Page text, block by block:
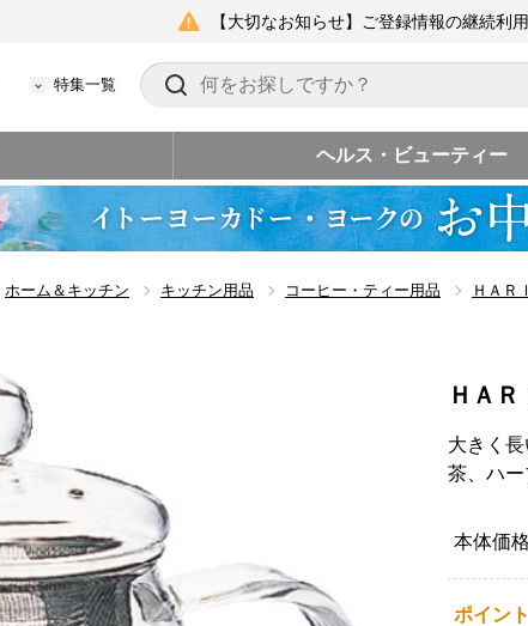
【大切なお知らせ】ご登録情報の継続利
特集一覧
ヘルス・ビューティー
ホーム＆キッチン キッチン用品 コーヒー・ティー用品 ＨＡＲ
ＨＡ
大きく
茶、ハー
本体価格
ポイント